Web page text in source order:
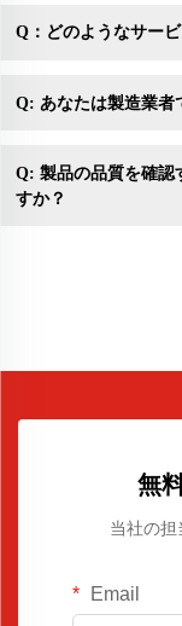
Q：どのようなサー
Q: あなたは製造業者
Q: 製品の品質を確認
すか？
無
当社の担
Email